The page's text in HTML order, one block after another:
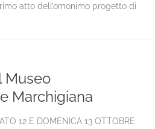
atto dell’omonimo progetto di
Museo
Marchigiana
12 E DOMENICA 13 OTTOBRE